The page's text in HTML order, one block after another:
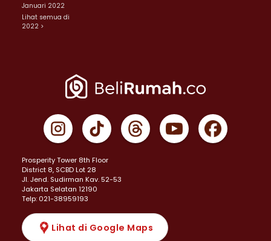
Januari 2022
Lihat semua di
2022 >
Prosperity Tower 8th Floor
District 8, SCBD Lot 28
JI. Jend. Sudirman Kav. 52-53
Jakarta Selatan 12190
Telp: 021-38959193
Lihat di Google Maps